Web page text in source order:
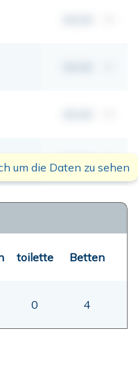
00,00 mt
um die Daten zu sehen
toilette Betten
0 4